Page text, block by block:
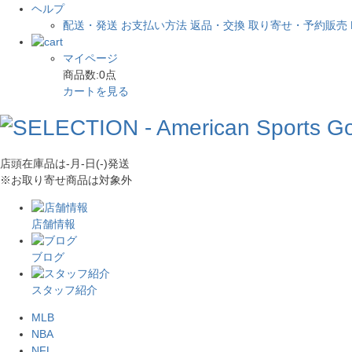
ヘルプ
配送・発送 お支払い方法 返品・交換 取り寄せ・予約販売
マイページ
商品数:0点
カートを見る
店頭在庫品は-月-日(-)発送
※お取り寄せ商品は対象外
店舗情報
ブログ
スタッフ紹介
MLB
NBA